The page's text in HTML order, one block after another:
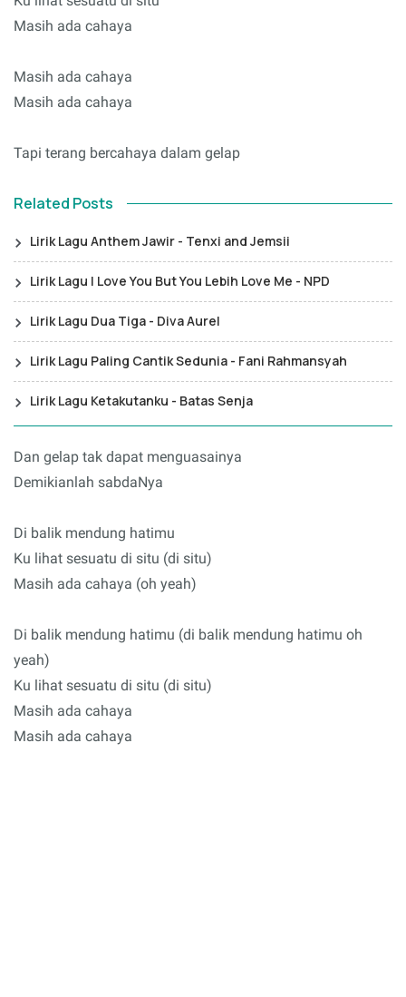
Masih ada cahaya
Masih ada cahaya
Masih ada cahaya
Tapi terang bercahaya dalam gelap
Related Posts
Lirik Lagu Anthem Jawir - Tenxi and Jemsii
Lirik Lagu I Love You But You Lebih Love Me - NPD
Lirik Lagu Dua Tiga - Diva Aurel
Lirik Lagu Paling Cantik Sedunia - Fani Rahmansyah
Lirik Lagu Ketakutanku - Batas Senja
Dan gelap tak dapat menguasainya
Demikianlah sabdaNya
Di balik mendung hatimu
Ku lihat sesuatu di situ (di situ)
Masih ada cahaya (oh yeah)
Di balik mendung hatimu (di balik mendung hatimu oh
yeah)
Ku lihat sesuatu di situ (di situ)
Masih ada cahaya
Masih ada cahaya